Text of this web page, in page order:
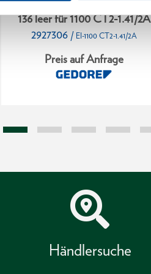
136 leer für 1100 CT2-1.41/2A
2927306 / EI-1100 CT2-1.41/2A
Preis auf Anfrage
Händlersuche